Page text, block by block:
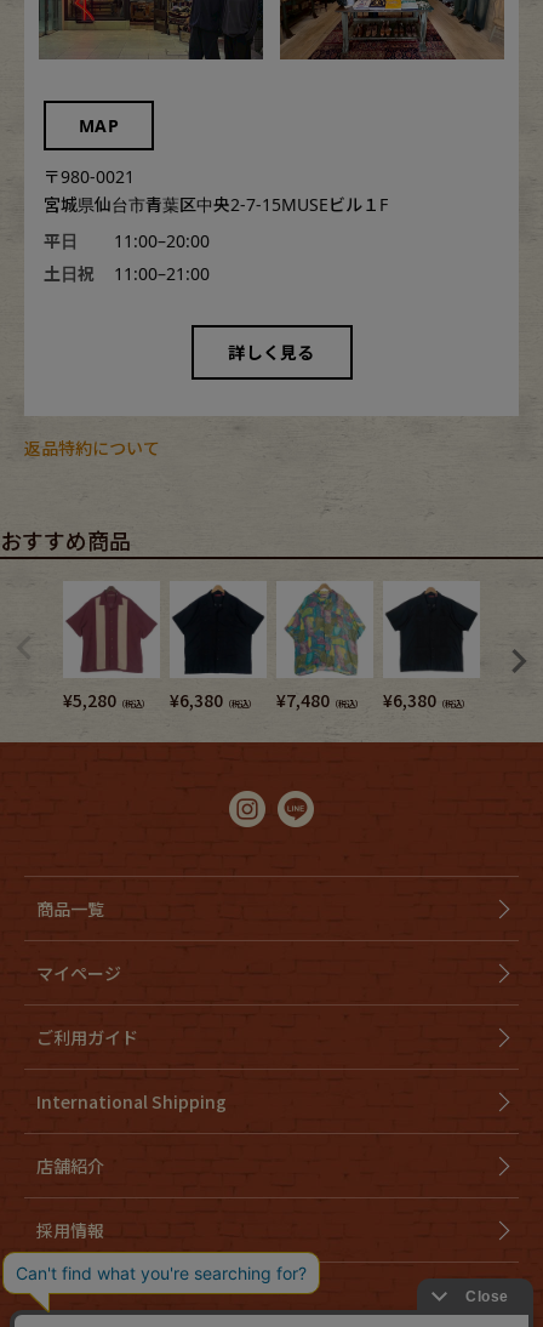
MAP
〒980-0021
宮城県仙台市青葉区中央2-7-15MUSEビル１F
平日
11:00–20:00
土日祝
11:00–21:00
詳しく見る
返品特約について
おすすめ商品
¥5,280 （税込） ¥6,380 （税込） ¥7,480 （税込） ¥6,380 （税込）
商品一覧
マイページ
ご利用ガイド
International Shipping
店舗紹介
採用情報